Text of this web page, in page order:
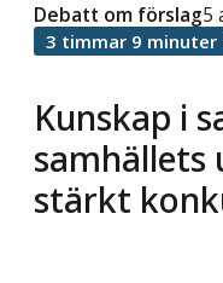
Kunskap i
samhällets
stärkt
Debatt om förslag5
3 timmar 9 minuter